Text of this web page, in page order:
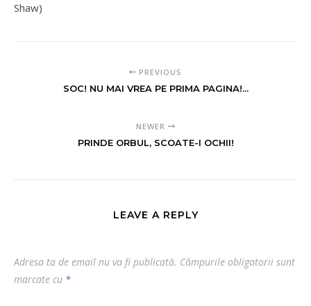
Shaw)
PREVIOUS
SOC! NU MAI VREA PE PRIMA PAGINA!...
NEWER
PRINDE ORBUL, SCOATE-I OCHII!
LEAVE A REPLY
Adresa ta de email nu va fi publicată. Câmpurile obligatorii sunt
marcate cu *